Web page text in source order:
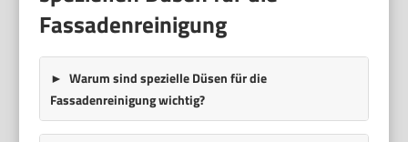
Fassadenreinigung
Warum sind spezielle Düsen für die
Fassadenreinigung wichtig?